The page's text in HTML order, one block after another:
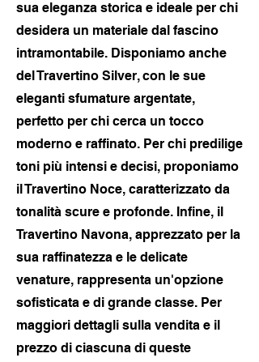
sua eleganza storica e ideale per chi
desidera un materiale dal fascino
intramontabile. Disponiamo anche
del Travertino Silver, con le sue
eleganti sfumature argentate,
perfetto per chi cerca un tocco
moderno e raffinato. Per chi predilige
toni più intensi e decisi, proponiamo
il Travertino Noce, caratterizzato da
tonalità scure e profonde. Infine, il
Travertino Navona, apprezzato per la
sua raffinatezza e le delicate
venature, rappresenta un'opzione
sofisticata e di grande classe. Per
maggiori dettagli sulla vendita e il
prezzo di ciascuna di queste